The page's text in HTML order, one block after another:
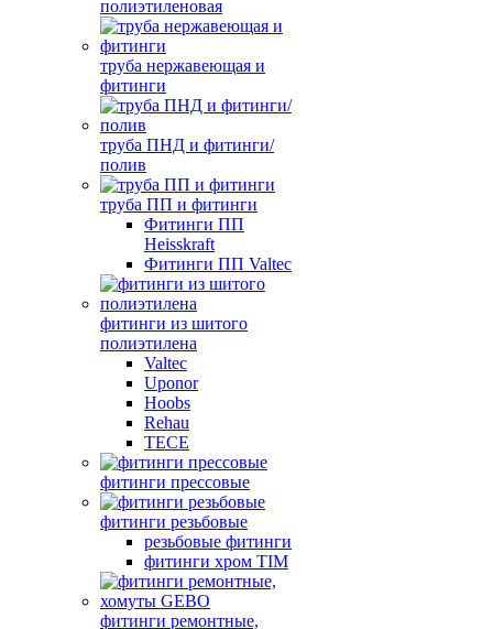
полиэтиленовая
труба нержавеющая и
фитинги
труба ПНД и фитинги/
полив
труба ПП и фитинги
Фитинги ПП
Heisskraft
Фитинги ПП Valtec
фитинги из шитого
полиэтилена
Valtec
Uponor
Hoobs
Rehau
TECE
фитинги прессовые
фитинги резьбовые
резьбовые фитинги
фитинги хром TIM
фитинги ремонтные,